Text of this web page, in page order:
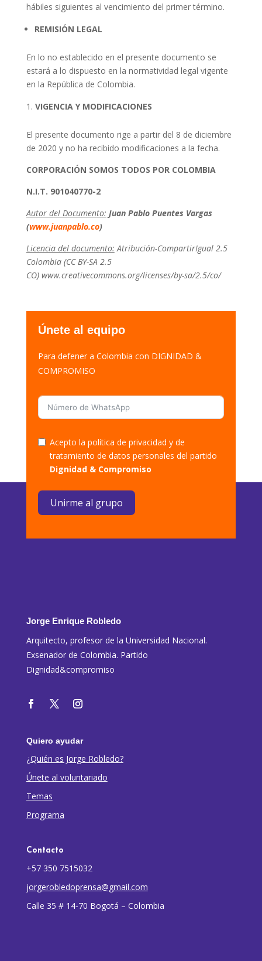
hábiles siguientes al vencimiento del primer término.
REMISIÓN LEGAL
En lo no establecido en el presente documento se
estará a lo dispuesto en la normatividad legal vigente
en la República de Colombia.
VIGENCIA Y MODIFICACIONES
El presente documento rige a partir del 8 de diciembre
de 2020 y no ha recibido modificaciones a la fecha.
CORPORACIÓN SOMOS TODOS POR COLOMBIA
N.I.T. 901040770-2
Autor del Documento: Juan Pablo Puentes Vargas
(www.juanpablo.co)
Licencia del documento: Atribución-CompartirIgual 2.5
Colombia (CC BY-SA 2.5
CO) www.creativecommons.org/licenses/by-sa/2.5/co/
Únete al equipo
Para defener a Colombia con DIGNIDAD &
COMPROMISO
Acepto la política de privacidad y de
tratamiento de datos personales del partido
Dignidad & Compromiso
Unirme al grupo
Jorge Enrique Robledo
Arquitecto, profesor de la Universidad Nacional.
Exsenador de Colombia. Partido
Dignidad&compromiso
Quiero ayudar
¿Quién es Jorge Robledo?
Únete al voluntariado
Temas
Programa
Contacto
+57 350 7515032
jorgerobledoprensa@gmail.com
Calle 35 # 14-70 Bogotá – Colombia